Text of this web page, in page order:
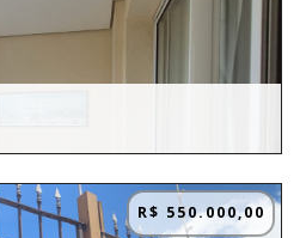
R$ 550.000,00